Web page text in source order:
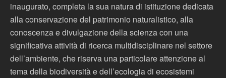
inaugurato, completa la sua natura di istituzione dedicata
alla conservazione del patrimonio naturalistico, alla
conoscenza e divulgazione della scienza con una
significativa attività di ricerca multidisciplinare nel settore
dell’ambiente, che riserva una particolare attenzione al
tema della biodiversità e dell’ecologia di ecosistemi